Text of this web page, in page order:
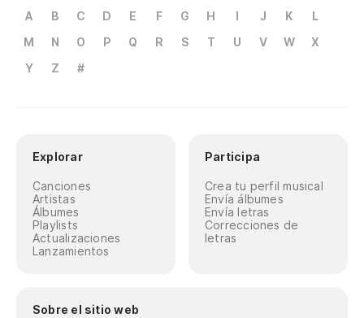
A B C D E F G H I J K
L
M
N O P Q R S T U V W
X
Y
Z #
Explorar
Canciones
Artistas
Álbumes
Playlists
Actualizaciones
Lanzamientos
Participa
Crea tu perfil musical
Envía álbumes
Envía letras
Correcciones de
letras
Sobre el sitio web